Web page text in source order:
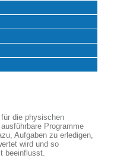
für die physischen
Programme
Aufgaben zu erledigen,
wird und so
beeinflusst.